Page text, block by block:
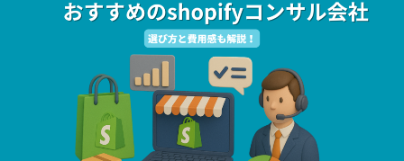
の
コ
ン
サ
ル